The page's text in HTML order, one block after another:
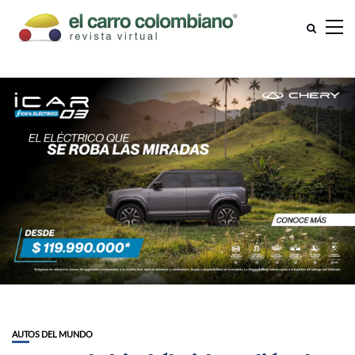
AUTOS DEL MUNDO